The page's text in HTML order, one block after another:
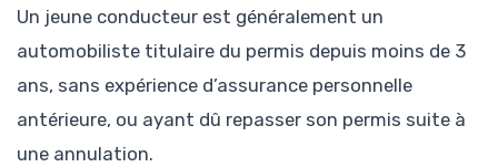
Un jeune conducteur est généralement un
automobiliste titulaire du permis depuis moins de 3
ans, sans expérience d’assurance personnelle
antérieure, ou ayant dû repasser son permis suite à
une annulation.